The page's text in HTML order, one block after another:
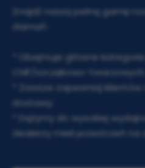
Znajdź naszą pełną gamę
złamań.
* Obejmuje główne
CMF/szczękowo-twarzowych;
* Zawsze zapewniaj
dostawy;
* Dążymy do wysokiej
dealerzy mieli przestrzeń na